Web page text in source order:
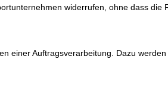
widerrufen, ohne dass
einer Auftragsverarbeitung. Dazu